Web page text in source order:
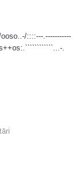
::::---.-----------
.